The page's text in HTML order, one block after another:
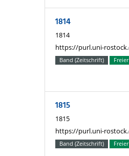
1814
1814
https://purl.uni-
Band (Zeitschrift) Freier
1815
1815
https://purl.uni-
Band (Zeitschrift) Freier